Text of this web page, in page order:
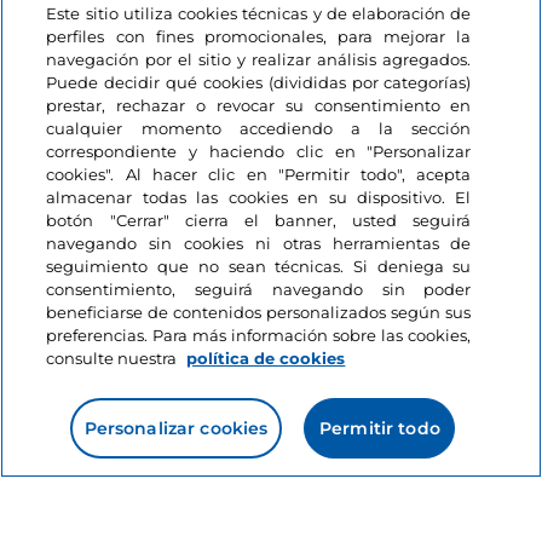
Información del sitio
Enlaces útiles
Acceso
Estamos en contacto
Este sitio utiliza cookies técnicas y de elaboración de
perfiles con fines promocionales, para mejorar la
navegación por el sitio y realizar análisis agregados.
Puede decidir qué cookies (divididas por categorías)
prestar, rechazar o revocar su consentimiento en
cualquier momento accediendo a la sección
correspondiente y haciendo clic en "Personalizar
cookies". Al hacer clic en "Permitir todo", acepta
almacenar todas las cookies en su dispositivo. El
botón "Cerrar" cierra el banner, usted seguirá
navegando sin cookies ni otras herramientas de
seguimiento que no sean técnicas. Si deniega su
consentimiento, seguirá navegando sin poder
beneficiarse de contenidos personalizados según sus
preferencias. Para más información sobre las cookies,
consulte nuestra
política de cookies
Personalizar cookies Permitir todo